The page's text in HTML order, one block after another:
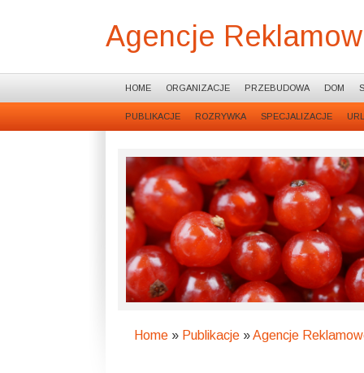
Agencje
HOME ORGANIZACJE PRZEBUDOWA DOM
PUBLIKACJE ROZRYWKA SPECJALIZACJE
Home » Publikacje »Agencje